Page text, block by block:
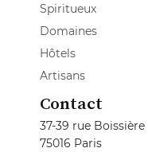
Spiritueux
Domaines
Hôtels
Artisans
Contact
37-39 rue Boissière
75016 Paris